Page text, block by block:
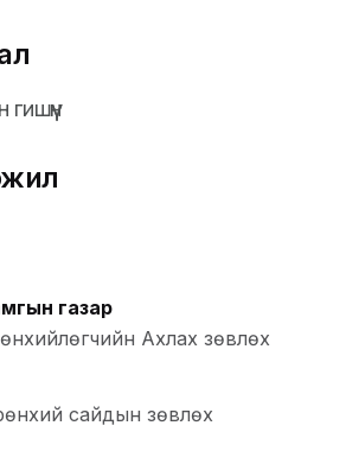
газар
Ахлах зөвлөх
сайдын зөвлөх